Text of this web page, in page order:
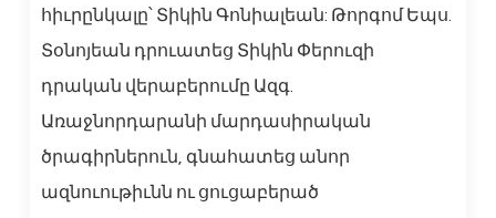
հիւրընկալը՝ Տիկին Գոնիալեան: Թորգոմ Եպս.
Տօնոյեան դրուատեց Տիկին Փերուզի
դրական վերաբերումը Ազգ.
Առաջնորդարանի մարդասիրական
ծրագիրներուն, գնահատեց անոր
ազնուութիւնն ու ցուցաբերած